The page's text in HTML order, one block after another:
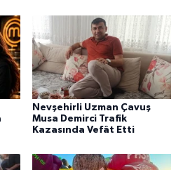
Nevşehirli Uzman Çavuş
Musa Demirci Trafik
Kazasında Vefât Etti